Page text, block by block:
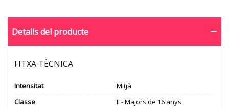
Detalls del producte
FITXA TÈCNICA
Intensitat
Mitjà
Classe
II - Majors de 16 anys